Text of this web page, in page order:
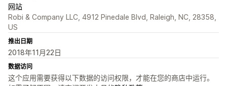
网站
Robi & Company LLC, 4912 Pinedale Blvd, Raleigh, NC, 28358,
US
推出日期
2018年11月22日
数据访问
这个应用需要获得以下数据的访问权限，才能在您的商店中运行。